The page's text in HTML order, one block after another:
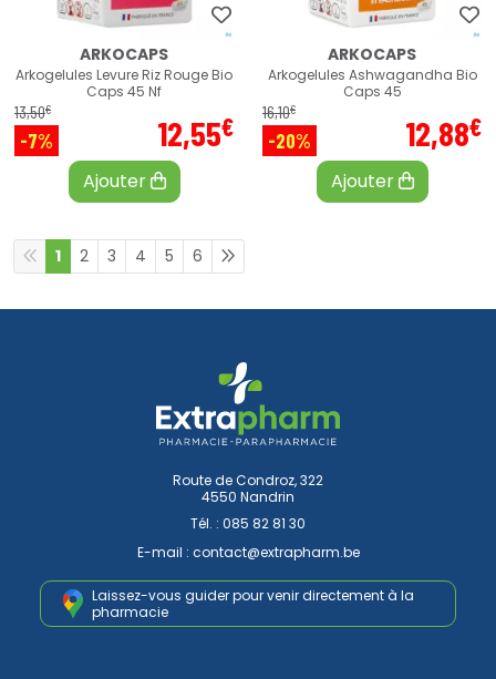
ARKOCAPS
Arkogelules Levure Riz Rouge Bio
Caps 45 Nf
13,50€
-7% 12,55€
Ajouter
ARKOCAPS
Arkogelules Ashwagandha Bio
Caps 45
16,10€
-20% 12,88€
Ajouter
1 2 3 4 5 6
Route de Condroz, 322
4550 Nandrin
Tél. : 085 82 81 30
E-mail : contact@extrapharm.be
Laissez-vous guider pour venirdirectement à la
pharmacie